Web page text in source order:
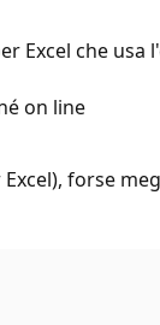
Excel che
on line
forse